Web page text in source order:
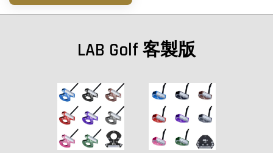
LAB Golf 客製版